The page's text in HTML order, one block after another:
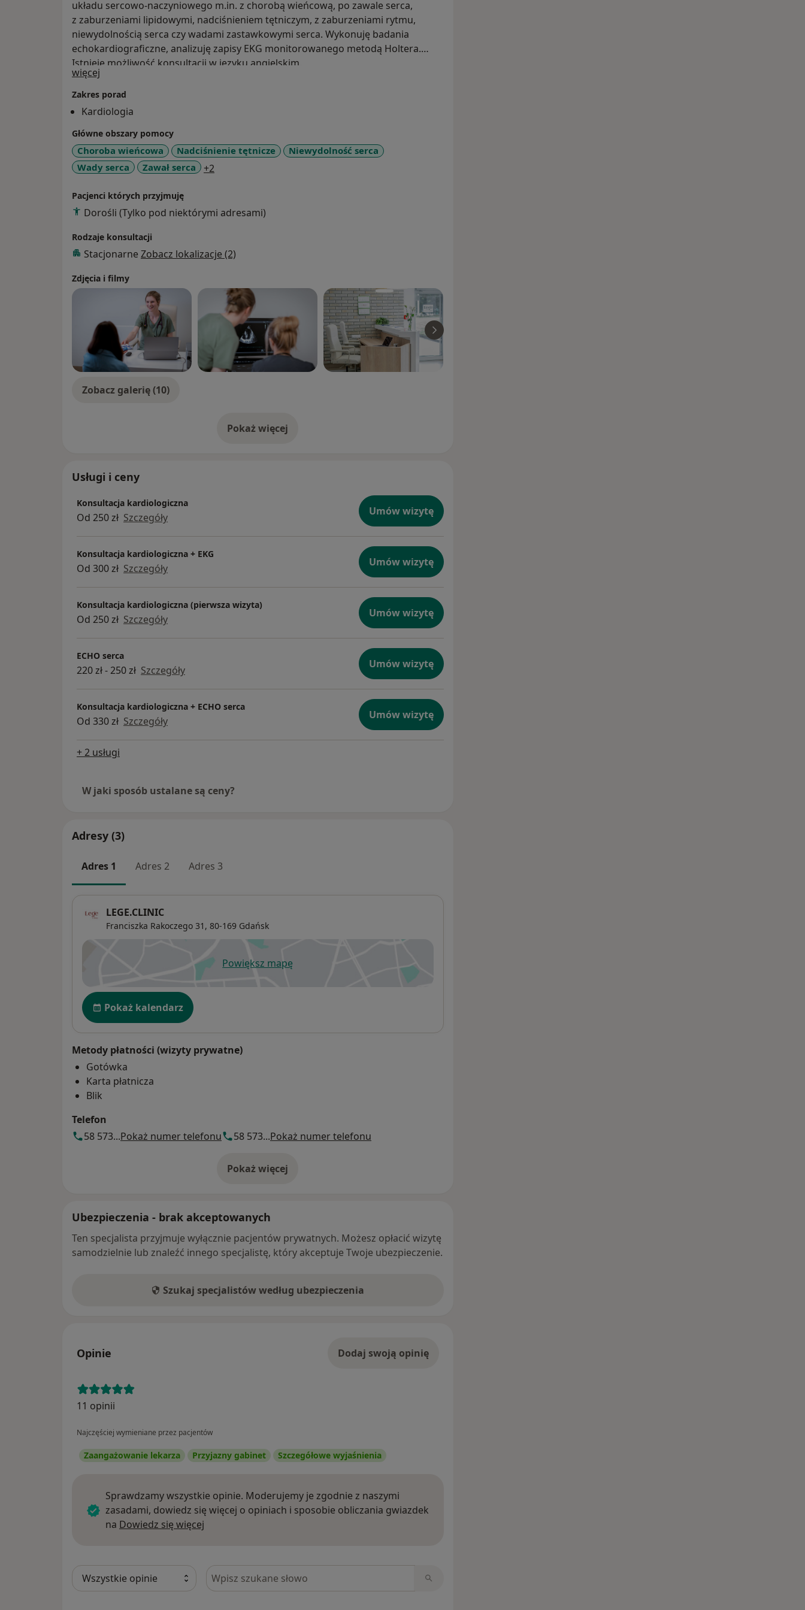
układu sercowo-naczyniowego m.in. z chorobą wieńcową, po zawale serca,
z zaburzeniami lipidowymi, nadciśnieniem tętniczym, z zaburzeniami rytmu,
niewydolnością serca czy wadami zastawkowymi serca. Wykonuję badania
echokardiograficzne, analizuję zapisy EKG monitorowanego metodą Holtera.
Istnieje możliwość konsultacji w języku angielskim.
więcej
Zakres porad
Kardiologia
Główne obszary pomocy
Choroba wieńcowa Nadciśnienie tętnicze
Niewydolność serca
Wady serca
Zawał serca +2
Pacjenci których przyjmuję
Dorośli (Tylko pod niektórymi adresami)
Rodzaje konsultacji
Stacjonarne Zobacz lokalizacje (2)
Zdjęcia i filmy
Zobacz galerię (10)
Pokaż więcejo doświadczeniu
Usługi i ceny
Konsultacja kardiologiczna
Od 250 zł Szczegóły Umów wizytę
Konsultacja kardiologiczna + EKG
Od 300 zł Szczegóły Umów wizytę
Konsultacja kardiologiczna (pierwsza wizyta)
Od 250 zł Szczegóły Umów wizytę
ECHO serca
220 zł - 250 zł Szczegóły Umów wizytę
Konsultacja kardiologiczna + ECHO serca
Od 330 zł Szczegóły Umów wizytę
+ 2 usługi
W jaki sposób ustalane są ceny?
Adresy (3)
Adres 1 Adres 2 Adres 3
LEGE.CLINIC
Franciszka Rakoczego 31, 80-169 Gdańsk
Powiększ mapęotwiera się w nowej karcie
Dostępność
Pokaż kalendarz
Metody płatności (wizyty prywatne)
Gotówka
Karta płatnicza
Blik
Telefon
58 573...Pokaż numer telefonu 58 573...Pokaż numer telefonu
Pokaż więcej
o adresie
Ubezpieczenia - brak akceptowanych
Ten specjalista przyjmuje wyłącznie pacjentów prywatnych. Możesz opłacić wizytę
samodzielnie lub znaleźć innego specjalistę, który akceptuje Twoje ubezpieczenie.
Szukaj specjalistów według ubezpieczenia
Opinie Dodaj swoją opinię
11 opinii
Najczęściej wymieniane przez pacjentów
Zaangażowanie lekarza Przyjazny gabinet Szczegółowe wyjaśnienia
Sprawdzamy wszystkie opinie. Moderujemy je zgodnie z naszymi
zasadami, dowiedz się więcej o opiniach i sposobie obliczania gwiazdek
na Dowiedz się więcej
Szukaj w opiniach